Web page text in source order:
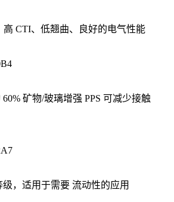
高 CTI、低翘曲、良好的电气性能
矿物/玻璃增强 PPS 可减少接触
，适用于需要 流动性的应用